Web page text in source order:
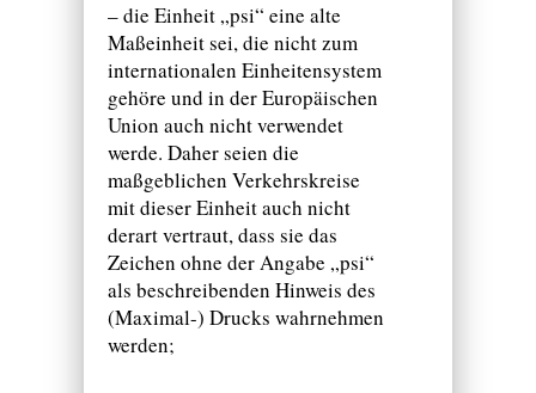
– die Einheit „psi“ eine alte
Maßeinheit sei, die nicht zum
internationalen Einheitensystem
gehöre und in der Europäischen
Union auch nicht verwendet
werde. Daher seien die
maßgeblichen Verkehrskreise
mit dieser Einheit auch nicht
derart vertraut, dass sie das
Zeichen ohne der Angabe „psi“
als beschreibenden Hinweis des
(Maximal-) Drucks wahrnehmen
werden;